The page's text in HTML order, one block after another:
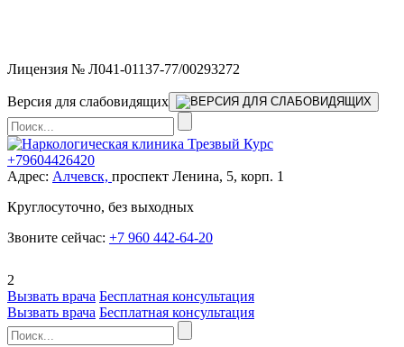
Лицензия № Л041-01137-77/00293272
Версия для слабовидящих
+79604426420
Адрес: Алчевск, проспект Ленина, 5, корп. 1
Круглосуточно, без выходных
Звоните сейчас: +7 960 442-64-20
2
Вызвать врача Бесплатная консультация
Вызвать врача Бесплатная консультация